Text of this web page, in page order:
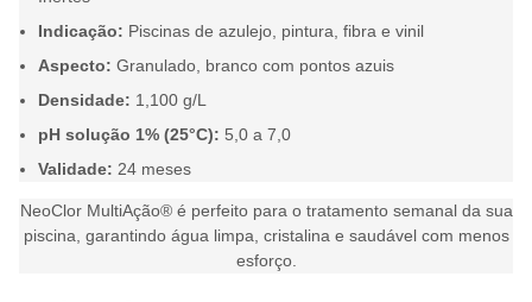
Indicação: Piscinas de azulejo, pintura, fibra e vinil
Aspecto: Granulado, branco com pontos azuis
Densidade: 1,100 g/L
pH solução 1% (25°C): 5,0 a 7,0
Validade: 24 meses
NeoClor MultiAção® é perfeito para o tratamento semanal da sua
piscina, garantindo água limpa, cristalina e saudável com menos
esforço.